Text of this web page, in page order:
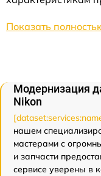
Показать
Модернизация
Nikon
нашем
мастерами с
и запчасти
сервисе уверены в